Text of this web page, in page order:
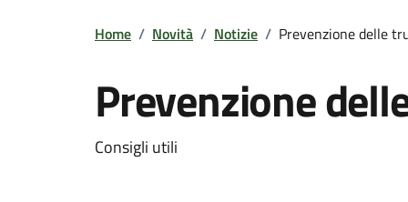
Home / Novità / Notizie / Prevenzione delle
Prevenzione
Consigli utili